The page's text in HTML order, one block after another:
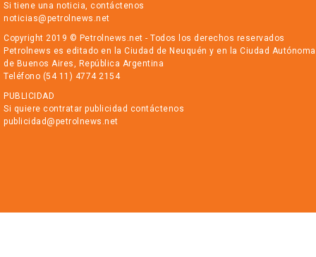
Si tiene una noticia, contáctenos
noticias@petrolnews.net
Copyright 2019 © Petrolnews.net - Todos los derechos reservados
Petrolnews es editado en la Ciudad de Neuquén y en la Ciudad Autónoma
de Buenos Aires, República Argentina
Teléfono (54 11) 4774 2154
PUBLICIDAD
Si quiere contratar publicidad contáctenos
publicidad@petrolnews.net